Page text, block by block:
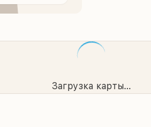
Загрузка карты...